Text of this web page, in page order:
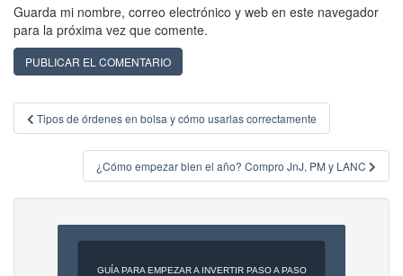
Guarda mi nombre, correo electrónico y web en este navegador
para la próxima vez que comente.
Navegación
de
entradas
Tipos de órdenes en bolsa y cómo usarlas correctamente
¿Cómo empezar bien el año? Compro JnJ, PM y LANC
GUÍA PARA EMPEZAR A INVERTIR PASO A PASO